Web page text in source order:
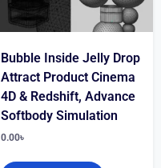
Bubble Inside Jelly Drop
Attract Product Cinema
4D & Redshift, Advance
Softbody Simulation
0.00৳